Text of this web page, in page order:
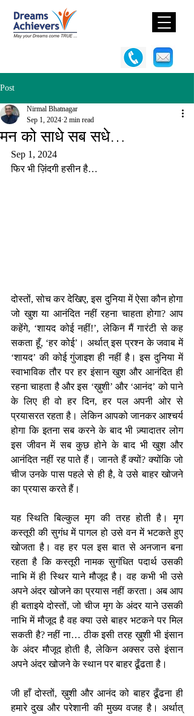
Post
मन को साधे सब सधे…
Nirmal Bhatnagar
Sep 1, 2024 2 min read
Sep 1, 2024
फिर भी ज़िंदगी हसीन है…
दोस्तों, सोच कर देखिए, इस दुनिया में ऐसा कौन होगा
जो खुश या आनंदित नहीं रहना चाहता होगा? आप
कहेंगे, ‘शायद कोई नहीं!’, लेकिन मैं गारंटी से कह
सकता हूँ, ‘हर कोई’। अर्थात् इस प्रश्न के जवाब में
‘शायद’ की कोई गुंजाइश ही नहीं है। इस दुनिया में
स्वाभाविक तौर पर हर इंसान खुश और आनंदित ही
रहना चाहता है और इस ‘ख़ुशी’ और ‘आनंद’ को पाने
के लिए ही वो हर दिन, हर पल अपनी ओर से
प्रयासरत रहता है। लेकिन आपको जानकर आश्चर्य
होगा कि इतना सब करने के बाद भी ज़्यादातर लोग
इस जीवन में सब कुछ होने के बाद भी खुश और
आनंदित नहीं रह पाते हैं। जानते हैं क्यों? क्योंकि जो
चीज उनके पास पहले से ही है, वे उसे बाहर खोजने
का प्रयास करते हैं।
यह स्थिति बिल्कुल मृग की तरह होती है। मृग
कस्तूरी की सुगंध में पागल हो उसे वन में भटकते हुए
खोजता है। वह हर पल इस बात से अनजान बना
रहता है कि कस्तूरी नामक सुगंधित पदार्थ उसकी
नाभि में ही स्थिर याने मौजूद है। वह कभी भी उसे
अपने अंदर खोजने का प्रयास नहीं करता। अब आप
ही बताइये दोस्तों, जो चीज मृग के अंदर याने उसकी
नाभि में मौजूद है वह क्या उसे बाहर भटकने पर मिल
सकती है? नहीं ना… ठीक इसी तरह ख़ुशी भी इंसान
के अंदर मौजूद होती है, लेकिन अक्सर उसे इंसान
अपने अंदर खोजने के स्थान पर बाहर ढूँढता है।
जी हाँ दोस्तों, ख़ुशी और आनंद को बाहर ढूँढना ही
हमारे दुख और परेशानी की मुख्य वजह है। अर्थात्